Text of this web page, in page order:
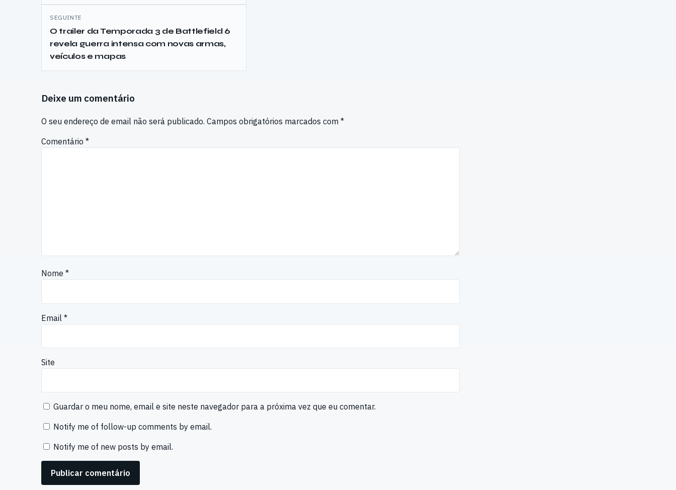
artigos
SEGUINTE
O trailer da Temporada 3 de Battlefield 6
revela guerra intensa com novas armas,
veículos e mapas
Deixe um comentário
O seu endereço de email não será publicado. Campos obrigatórios marcados com *
Comentário *
Nome *
Email *
Site
Guardar o meu nome, email e site neste navegador para a próxima vez que eu comentar.
Notify me of follow-up comments by email.
Notify me of new posts by email.